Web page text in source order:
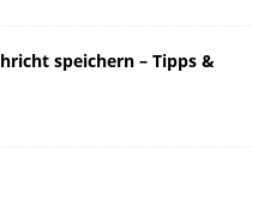
speichern – Tipps &